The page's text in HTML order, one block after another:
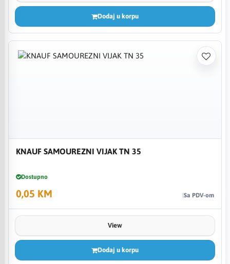
Dodaj u korpu
KNAUF SAMOUREZNI VIJAK TN 35
Dostupno
0,05 KM Sa PDV-om
View
Dodaj u korpu